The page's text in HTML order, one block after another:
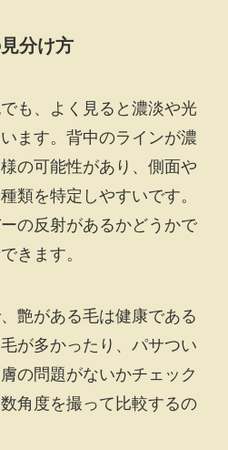
分け方
も、よく見ると濃淡や光
ます。背中のラインが濃
の可能性があり、側面や
類を特定しやすいです。
の反射があるかどうかで
きます。
艶がある毛は健康である
が多かったり、パサつい
の問題がないかチェック
角度を撮って比較するの